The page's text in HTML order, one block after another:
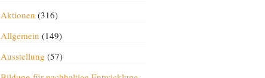
Aktionen (316)
Allgemein (149)
Ausstellung (57)